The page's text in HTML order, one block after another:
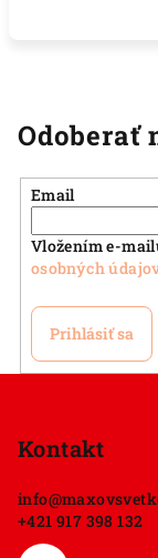
Odoberať
Email
Vložením e-
osobných
Prihlásiť sa
Kontakt
info@
+421 917 398 132